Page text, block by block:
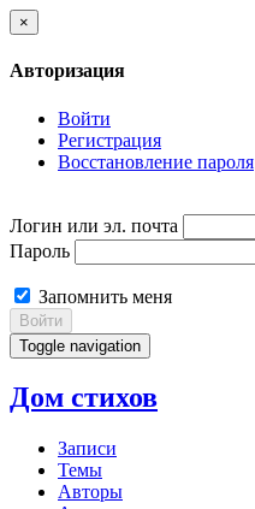
×
Авторизация
Войти
Регистрация
Восстановление пароля
Логин или эл. почта
Пароль
Запомнить меня
Войти
Toggle navigation
Дом стихов
Записи
Темы
Авторы